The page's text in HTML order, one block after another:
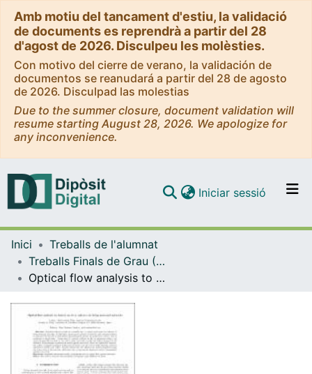
Amb motiu del tancament d'estiu, la validació
de documents es reprendrà a partir del 28
d'agost de 2026. Disculpeu les molèsties.
Con motivo del cierre de verano, la validación de
documentos se reanudará a partir del 28 de agosto
de 2026. Disculpad las molestias
Due to the summer closure, document validation will
resume starting August 28, 2026. We apologize for
any inconvenience.
Navega per tot el DD
Iniciar sessió (current)
Inici
Treballs de l'alumnat
Treballs Finals de Grau (TFG) - Física
Optical flow analysis to classify activity patterns in living neuronal networks